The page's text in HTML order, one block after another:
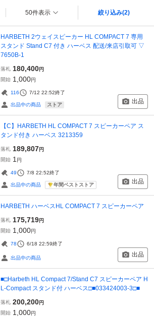
50件表示 絞り込み(2)
HARBETH 2ウェイスピーカー HL COMPACT 7 専用
スタンド Stand C7 付き ハーベス 配送/来店引取可 ▽
7650B-1
落札 180,400円
開始 1,000円
116 7/12 22:52終了
出品中の商品 ストア 出品
【C】HARBETH HL COMPACT 7 スピーカーペア ス
タンド付き ハーベス 3213359
落札 189,807円
開始 1 円
49 7/8 22:52終了
出品中の商品 年間ベストストア 出品
HARBETH ハーベスHL COMPACT 7 スピーカーペア
落札 175,719円
開始 1,000円
78 6/18 22:59終了
出品中の商品 出品
■□Harbeth HL Compact 7/Stand C7 スピーカーペア H
L-Compact スタンド付 ハーベス□■033424003-3□■
落札 200,200円
開始 1,000円